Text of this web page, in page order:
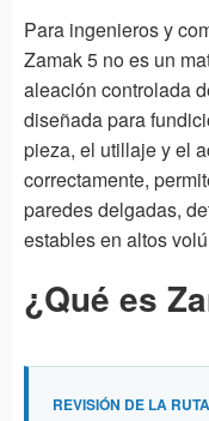
Para ingenieros y
Zamak 5 no es un
aleación controlada
diseñada para
pieza, el utillaje y el
correctamente,
paredes delgadas,
estables en altos
¿Qué es
REVISIÓN DE LA